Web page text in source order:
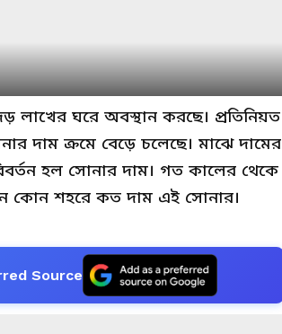
লাখের ঘরে অবস্থান করছে। প্রতিনিয়ত
দাম ক্রমে বেড়ে চলেছে। মাঝে দামের
হল সোনার দাম। গত কালের থেকে
কোন শহরে কত দাম এই সোনার।
Source